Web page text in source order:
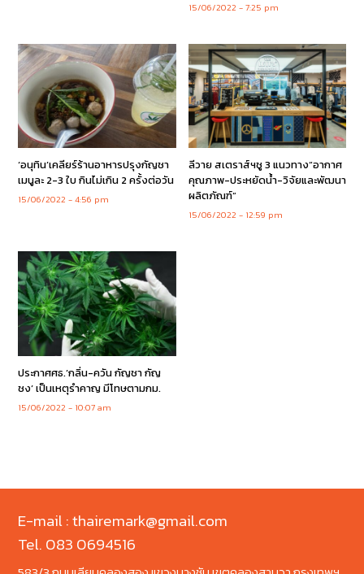
15/06/2022 7:25 pm
‘อนุทิน’เคลียร์ร้านอาหารปรุงกัญชา
เมนูละ 2-3 ใบ กินไม่เกิน 2 ครั้งต่อวัน
15/06/2022 4:56 pm
ลีวาย สเตราส์ฯชู 3 แนวทาง“อากาศ
คุณภาพ-ประหยัดน้ำ-วิจัยและพัฒนา
ผลิตภัณฑ์”
15/06/2022 12:59 pm
ประกาศศธ.’กลิ่น-ควัน กัญชา กัญ
ชง’ เป็นเหตุรำคาญ มีโทษตามกม.
15/06/2022 10:07 am
E-mail : thairemark@gmail.com
Tel. 083 0694516